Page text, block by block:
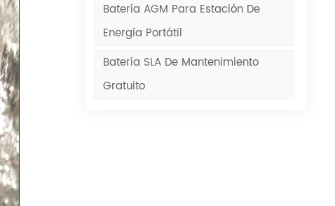
Batería AGM Para Estación De
Energía Portátil
Batería SLA De Mantenimiento
Gratuito